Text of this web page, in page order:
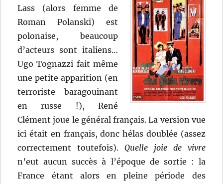
Lass (alors femme de
Roman Polanski) est
polonaise, beaucoup
d’acteurs sont italiens…
Ugo Tognazzi fait même
une petite apparition (en
terroriste baragouinant
en russe !), René
Clément joue le général français. La version vue
ici était en français, donc hélas doublée (assez
correctement toutefois).Quelle joie de vivre
n’eut aucun succès à l’époque de sortie : la
France étant alors en pleine période des